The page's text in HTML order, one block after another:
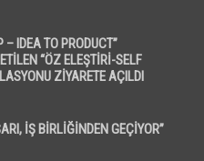
– IDEA TO PRODUCT”
“ÖZ ELEŞTİRİ-SELF
ZİYARETE AÇILDI
İŞ BİRLİĞİNDEN GEÇİYOR”